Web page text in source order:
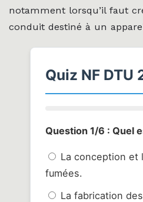
notamment lorsqu’il faut
conduit destiné à un
Quiz NF DTU
Question 1/6 : Quel
La conception et
fumées.
La fabrication